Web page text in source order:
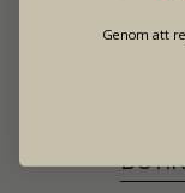
Genom att